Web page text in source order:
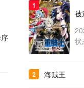
1
状
2 海贼王